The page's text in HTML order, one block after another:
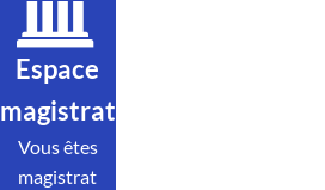
Espace
magistrat
Vous êtes
magistrat